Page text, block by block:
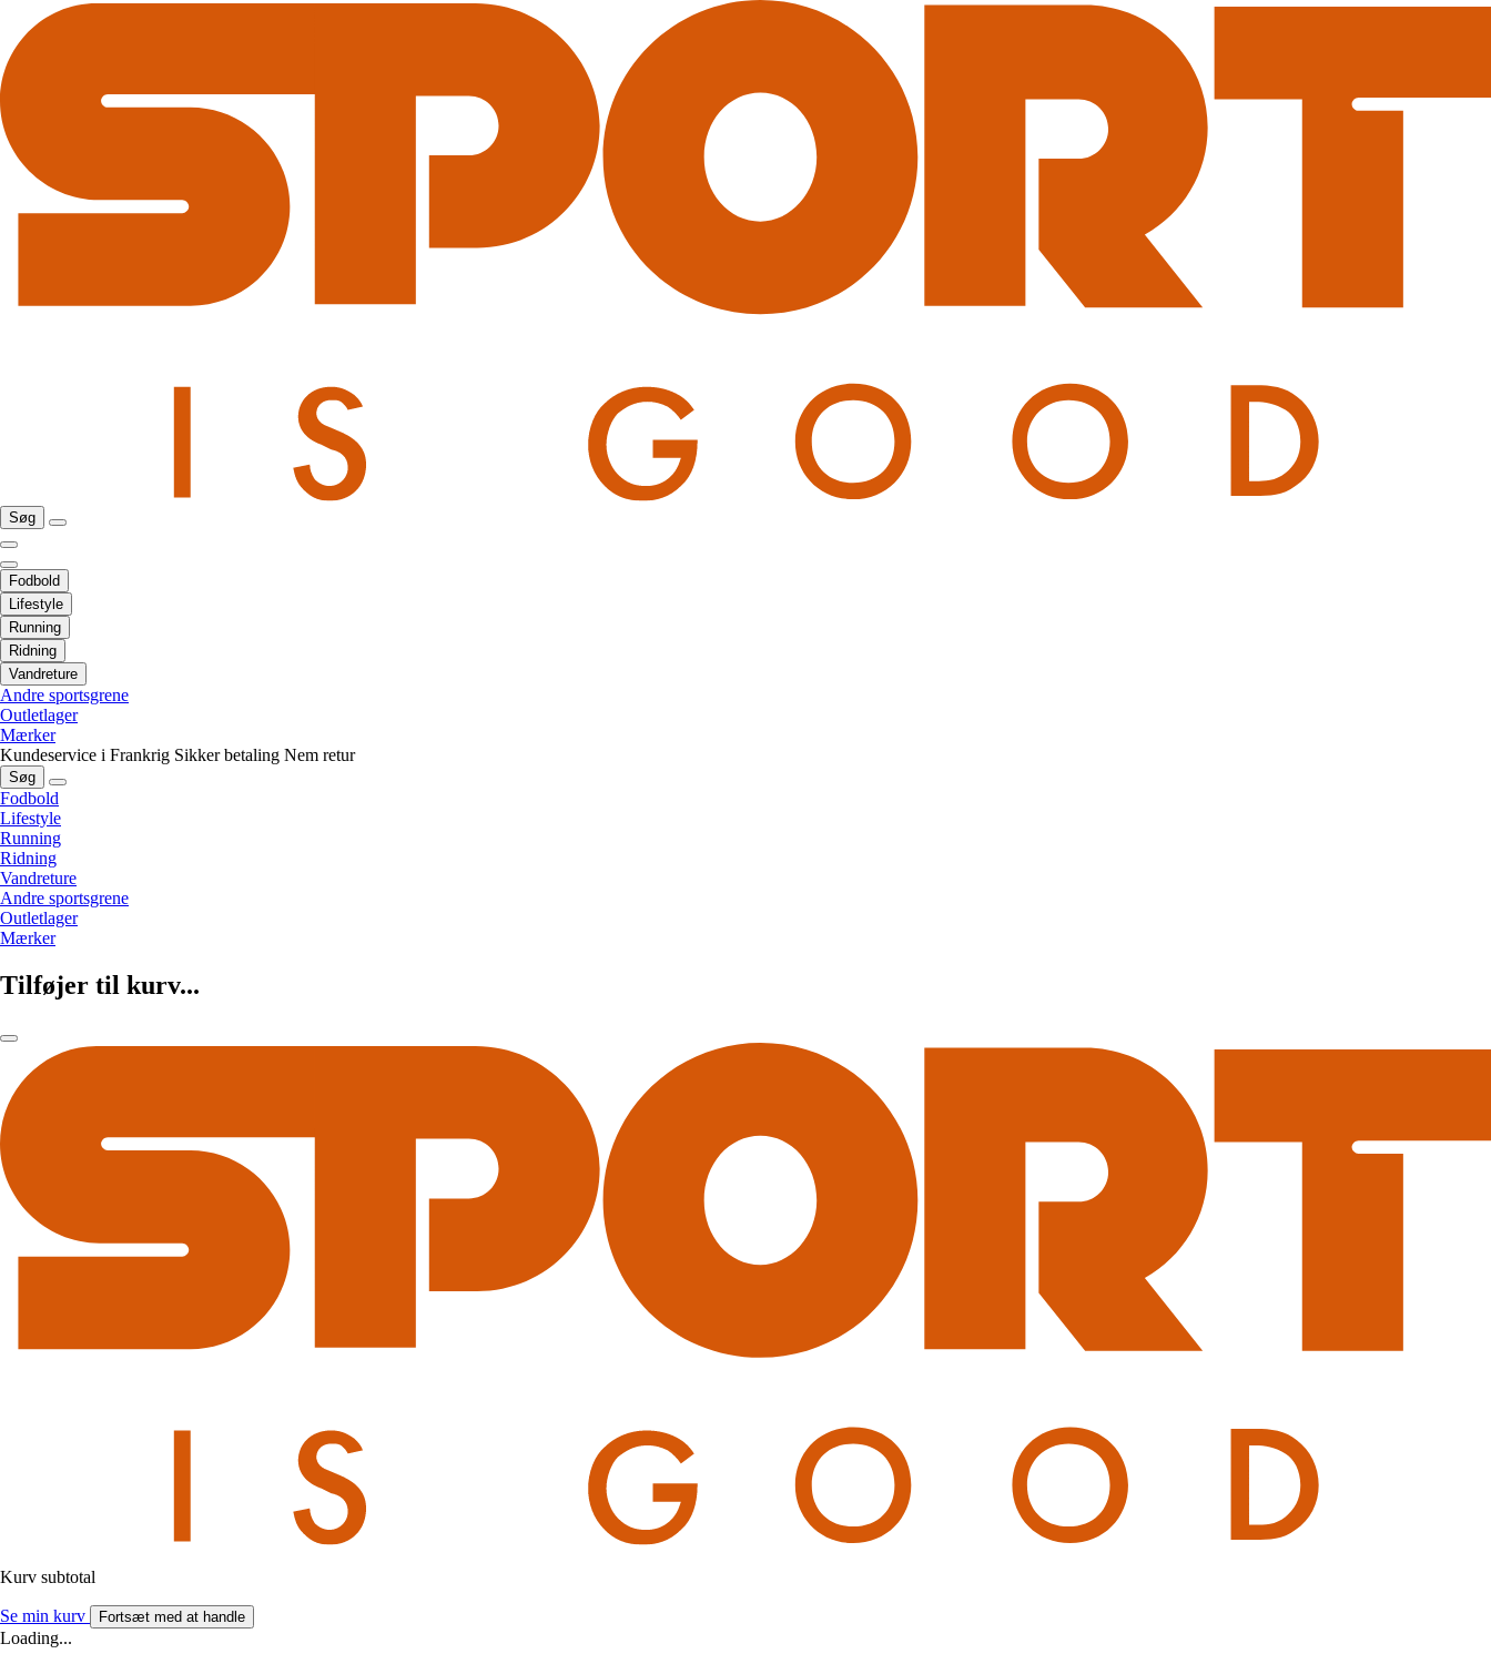
Søg
Fodbold
Lifestyle
Running
Ridning
Vandreture
Andre sportsgrene
Outletlager
Mærker
Kundeservice i Frankrig Sikker betaling Nem retur
Søg
Fodbold
Lifestyle
Running
Ridning
Vandreture
Andre sportsgrene
Outletlager
Mærker
Tilføjer til kurv...
Kurv subtotal
Se min kurv Fortsæt med at handle
Loading...